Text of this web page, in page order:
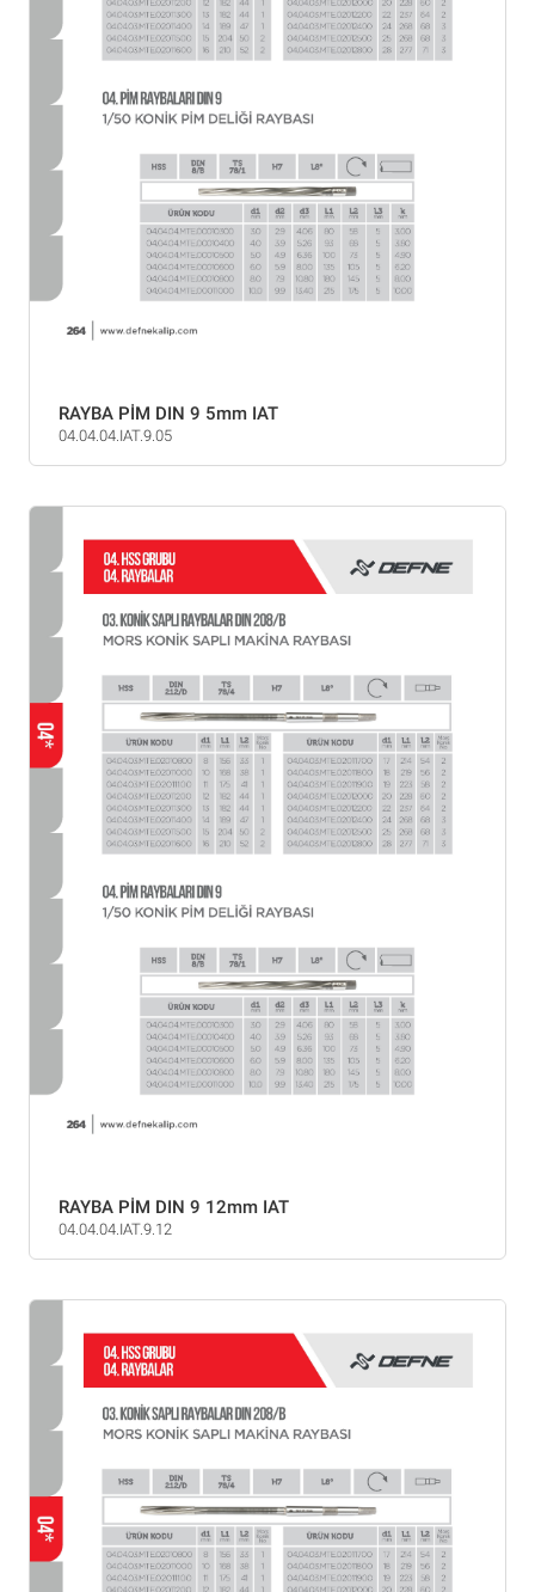
RAYBA PİM DIN 9 5mm IAT
04.04.04.IAT.9.05
RAYBA PİM DIN 9 12mm IAT
04.04.04.IAT.9.12